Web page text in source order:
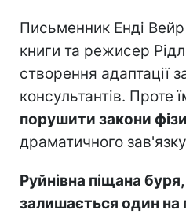
Письменник Енді
книги та режисер
створення адаптації
консультантів. Проте
порушити закони
драматичного
Руйнівна піщана
залишається один на